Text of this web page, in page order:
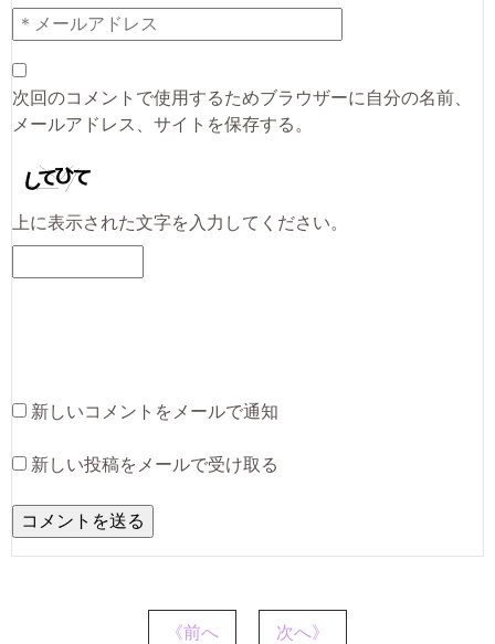
次回のコメントで使用するためブラウザーに自分の名前、
メールアドレス、サイトを保存する。
上に表示された文字を入力してください。
新しいコメントをメールで通知
新しい投稿をメールで受け取る
《前へ 次へ》